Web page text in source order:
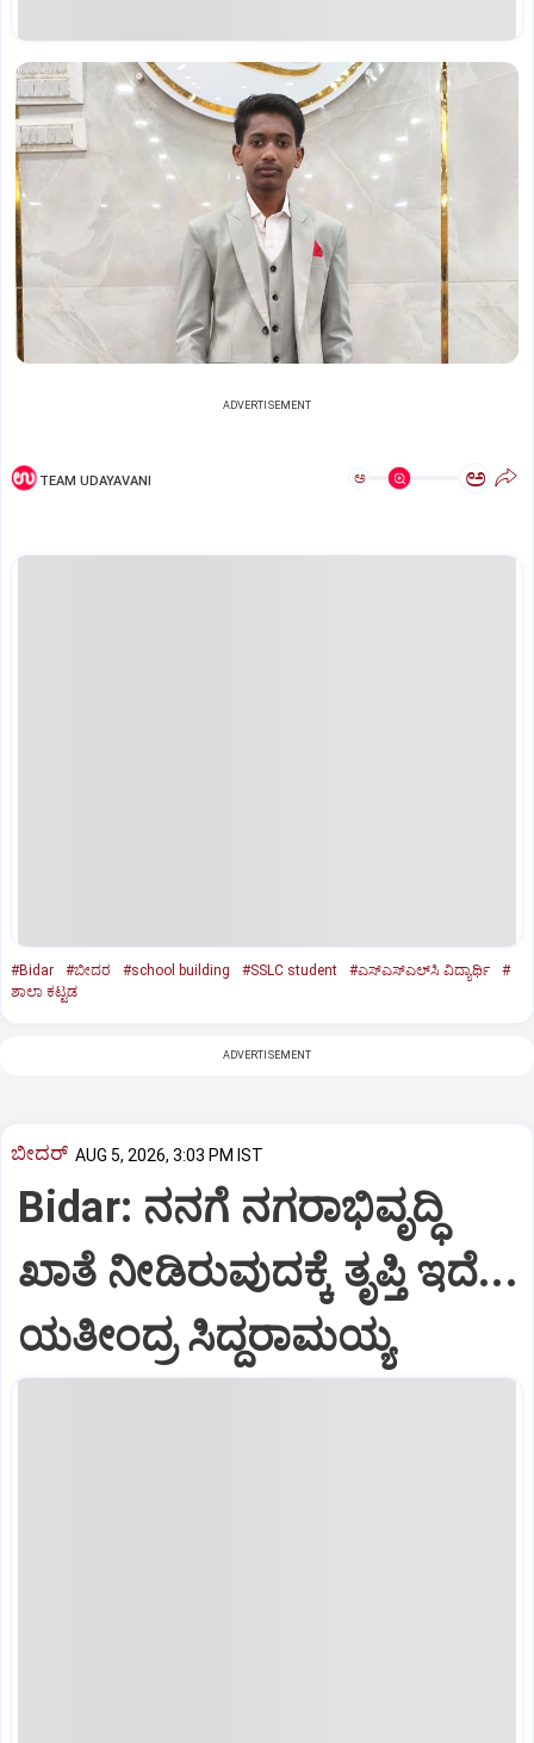
ADVERTISEMENT
TEAM UDAYAVANI ಅ ಅ
#Bidar #ಬೀದರ #school building #SSLC student #ಎಸ್‌ಎಸ್‌ಎಲ್‌ಸಿ ವಿದ್ಯಾರ್ಥಿ
#
ಶಾಲಾ ಕಟ್ಟಡ
ADVERTISEMENT
ಬೀದರ್ AUG 5, 2026, 3:03 PM IST
Bidar: ನನಗೆ ನಗರಾಭಿವೃದ್ಧಿ
ಖಾತೆ ನೀಡಿರುವುದಕ್ಕೆ ತೃಪ್ತಿ ಇದೆ...
ಯತೀಂದ್ರ ಸಿದ್ದರಾಮಯ್ಯ